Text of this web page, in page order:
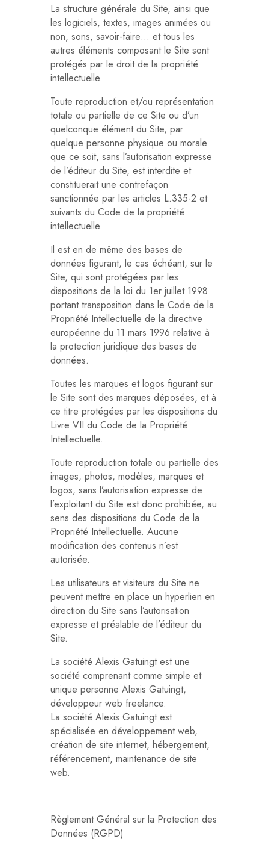
La structure générale du Site, ainsi que
les logiciels, textes, images animées ou
non, sons, savoir-faire… et tous les
autres éléments composant le Site sont
protégés par le droit de la propriété
intellectuelle.
Toute reproduction et/ou représentation
totale ou partielle de ce Site ou d’un
quelconque élément du Site, par
quelque personne physique ou morale
que ce soit, sans l’autorisation expresse
de l’éditeur du Site, est interdite et
constituerait une contrefaçon
sanctionnée par les articles L.335-2 et
suivants du Code de la propriété
intellectuelle.
Il est en de même des bases de
données figurant, le cas échéant, sur le
Site, qui sont protégées par les
dispositions de la loi du 1er juillet 1998
portant transposition dans le Code de la
Propriété Intellectuelle de la directive
européenne du 11 mars 1996 relative à
la protection juridique des bases de
données.
Toutes les marques et logos figurant sur
le Site sont des marques déposées, et à
ce titre protégées par les dispositions du
Livre VII du Code de la Propriété
Intellectuelle.
Toute reproduction totale ou partielle des
images, photos, modèles, marques et
logos, sans l’autorisation expresse de
l’exploitant du Site est donc prohibée, au
sens des dispositions du Code de la
Propriété Intellectuelle. Aucune
modification des contenus n’est
autorisée.
Les utilisateurs et visiteurs du Site ne
peuvent mettre en place un hyperlien en
direction du Site sans l’autorisation
expresse et préalable de l’éditeur du
Site.
La société Alexis Gatuingt est une
société comprenant comme simple et
unique personne Alexis Gatuingt,
développeur web freelance.
La société Alexis Gatuingt est
spécialisée en développement web,
création de site internet, hébergement,
référencement, maintenance de site
web.
Règlement Général sur la Protection des
Données (RGPD)